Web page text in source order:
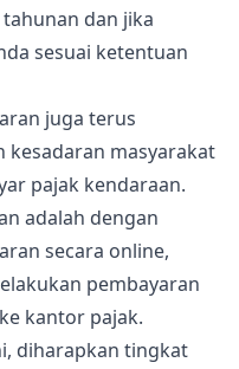
dan jika
sesuai ketentuan
juga terus
masyarakat
pajak kendaraan.
adalah dengan
secara online,
pembayaran
kantor pajak.
diharapkan tingkat